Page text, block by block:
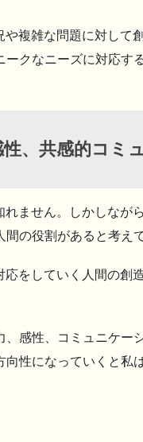
複雑な問題に対して
クなニーズに対応す
、共感的コミ
ません。しかしなが
の役割があると考え
をしていく人間の創
感性、コミュニケー
性になっていくと私